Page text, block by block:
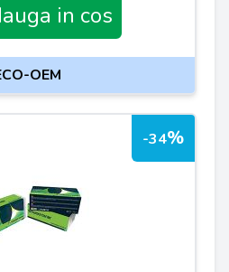
in cos
OEM
-34%